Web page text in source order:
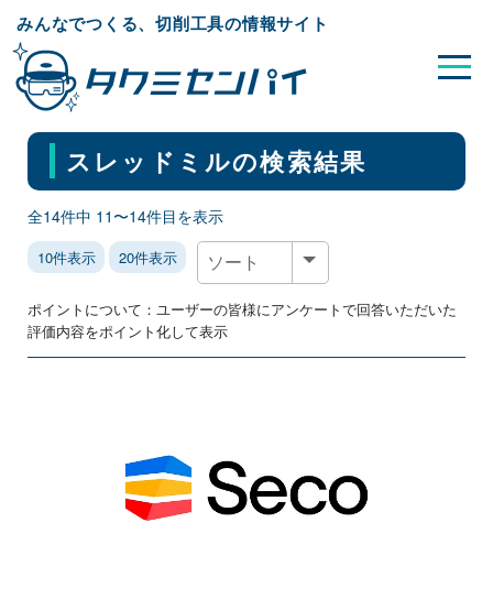
みんなでつくる、切削工具の情報サイト
スレッドミルの検索結果
全14件中 11〜14件目を表示
10件表示 20件表示
ポイントについて：ユーザーの皆様にアンケートで回答いただいた
評価内容をポイント化して表示